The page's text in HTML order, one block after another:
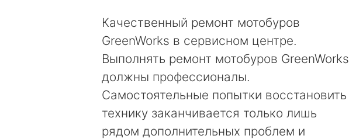
Качественный ремонт мотобуров
GreenWorks в сервисном центре.
Выполнять ремонт мотобуров GreenWorks
должны профессионалы.
Самостоятельные попытки восстановить
технику заканчивается только лишь
рядом дополнительных проблем и